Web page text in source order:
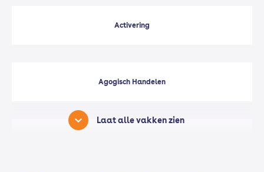
Activering
Agogisch Handelen
Laat alle vakken zien